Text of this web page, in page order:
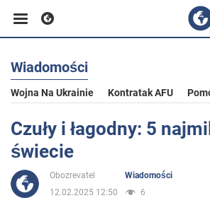
Biznes
Sport
Rozrywka
Wiadomości
Wojna Na Ukrainie Kontratak AFU
Czuły i łagodny: 5
świecie
Obozrevatel
Wiadomości
12.02.2025 12:50
6